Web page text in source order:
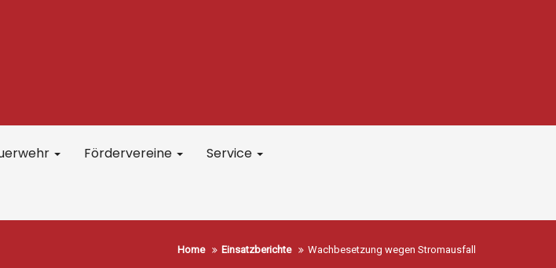
Fördervereine Service
Home Einsatzberichte Wachbesetzung wegen Stromausfall